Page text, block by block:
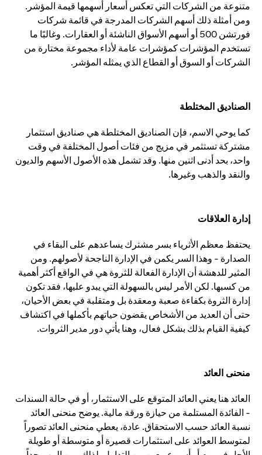
متنوعة من الشركات التي تعكس أسعار أسهمها قيمة المؤشر.
ومن أمثلة ذلك أسهم الشركات المدرجة في قائمة شركات
فورتشن 500 أو أسهم الأسواق الناشئة أو العقارات. وغالبًا ما
تستخدم المؤشرات كمؤشرات عامة لأداء مجموعة مختارة من
الشركات أو السوق أو القطاع الذي يمثله المؤشر.
الصناديق المختلطة
كما يوحي الاسم، فإن الصناديق المختلطة هي صناديق استثمار
مشتركة تستثمر في مزيج من فئات أصول المختلفة في وقت
واحد، بحد أدنى اثنين منها. وقد تشمل هذه الأصول الأسهم والديون
والنقد والذهب وغيرها.
إدارة العلاقات
يحتفظ معظم الأثرياء بسر مشترك يساعدهم على البقاء في
الصدارة - وهذا السر يكمن في الإدارة الناجحة لأصولهم. ومن
المثير للدهشة أن الإدارة الفعالة للثروة هي في الواقع أكثر أهمية
من كسبها. لكن الأمر ليس بالسهولة التي يبدو عليها، فقد تكون
إدارة الثروة بكفاءة صعبة ومعقدة بل ومتقلبة في بعض الأحيان،
حتى أن العديد من الأشخاص يقضون حياتهم بأكملها في اكتشاف
كيفية القيام بذلك بشكل فعال، وهنا يأتي دور مدير الثروات.
منحنى العائد
العائد هنا يعني العائد المتوقع على الاستثمار، أو في حالة السندات
- الفائدة المستلمة من حيازة ورقة مالية. يوضح منحنى العائد
نسبة العائد حسب الاستحقاق. عادة، يعطي منحنى العائد تصوراً
لمتوسط العوائد على استثمارات قصيرة أو متوسطة أو طويلة